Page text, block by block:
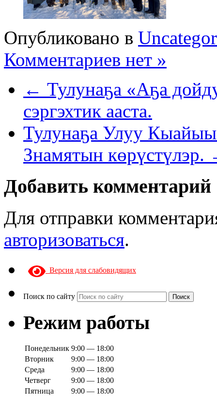
Опубликовано в
Комментариев нет »
← Тулунаҕа «Аҕа
сэргэхтик ааста.
Тулунаҕа Улуу
Знамятын
Добавить комментарий
Для отправки
авторизоваться.
Версия для слабовидящих
Поиск по сайту Поиск
Режим работы
Понедельник 9:00 — 18:00
Вторник
9:00 — 18:00
Среда
9:00 — 18:00
Четверг
9:00 — 18:00
Пятница
9:00 — 18:00